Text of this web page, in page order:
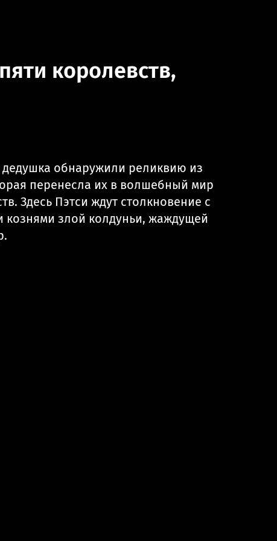
королевств,
обнаружили реликвию из
перенесла их в волшебный мир
Здесь Пэтси ждут столкновение с
кознями злой колдуньи, жаждущей